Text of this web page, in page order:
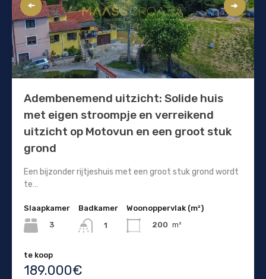
Adembenemend uitzicht: Solide huis
met eigen stroompje en verreikend
uitzicht op Motovun en een groot stuk
grond
Een bijzonder rijtjeshuis met een groot stuk grond wordt
te…
Slaapkamer
3
Badkamer
1
Woonoppervlak (m²)
200 m²
te koop
189.000€